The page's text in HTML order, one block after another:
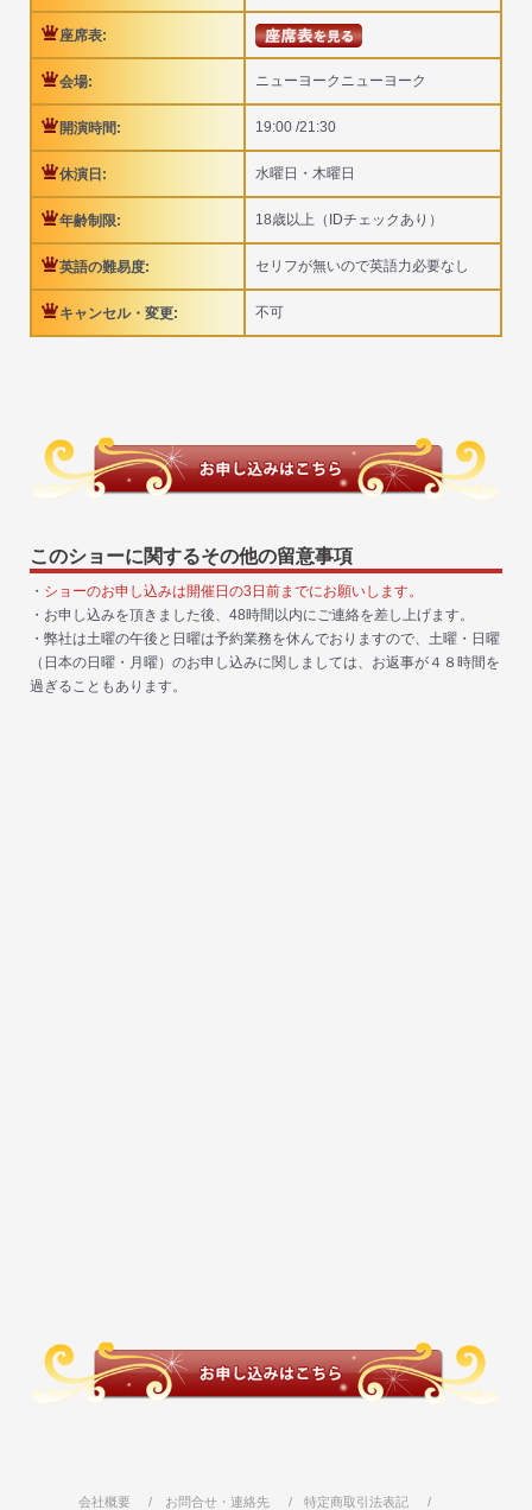
座席表:
会場: ニューヨークニューヨーク
開演時間: 19:00 /21:30
休演日: 水曜日・木曜日
年齢制限: 18歳以上（IDチェックあり）
英語の難易度: セリフが無いので英語力必要なし
キャンセル・変更: 不可
このショーに関するその他の留意事項
・ ショーのお申し込みは開催日の3日前までにお願いします。
・お申し込みを頂きました後、48時間以内にご連絡を差し上げます。
・弊社は土曜の午後と日曜は予約業務を休んでおりますので、土曜・日曜
（日本の日曜・月曜）のお申し込みに関しましては、お返事が４８時間を
過ぎることもあります。
会社概要 お問合せ・連絡先 特定商取引法表記